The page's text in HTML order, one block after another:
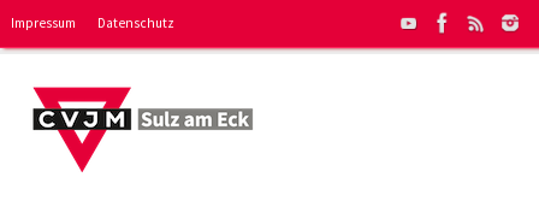
Impressum Datenschutz